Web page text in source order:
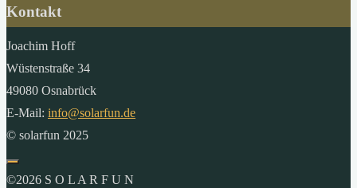
Kontakt
Joachim Hoff
Wüstenstraße 34
49080 Osnabrück
E-Mail: info@solarfun.de
© solarfun 2025
©2026 S O L A R F U N